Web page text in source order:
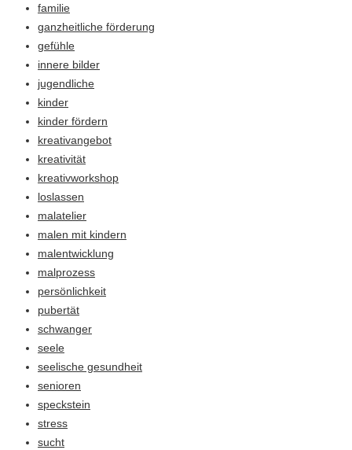
familie
ganzheitliche förderung
gefühle
innere bilder
jugendliche
kinder
kinder fördern
kreativangebot
kreativität
kreativworkshop
loslassen
malatelier
malen mit kindern
malentwicklung
malprozess
persönlichkeit
pubertät
schwanger
seele
seelische gesundheit
senioren
speckstein
stress
sucht